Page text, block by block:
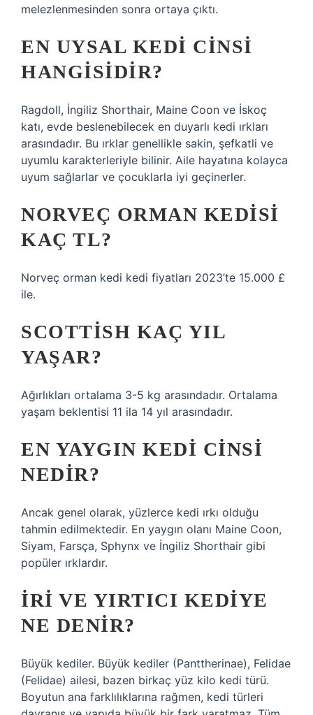
melezlenmesinden sonra ortaya çıktı.
EN UYSAL KEDI CINSI
HANGISIDIR?
Ragdoll, İngiliz Shorthair, Maine Coon ve İskoç
katı, evde beslenebilecek en duyarlı kedi ırkları
arasındadır. Bu ırklar genellikle sakin, şefkatli ve
uyumlu karakterleriyle bilinir. Aile hayatına kolayca
uyum sağlarlar ve çocuklarla iyi geçinerler.
NORVEÇ ORMAN KEDISI
KAÇ TL?
Norveç orman kedi kedi fiyatları 2023’te 15.000 £
ile.
SCOTTISH KAÇ YIL
YAŞAR?
Ağırlıkları ortalama 3-5 kg ​​arasındadır. Ortalama
yaşam beklentisi 11 ila 14 yıl arasındadır.
EN YAYGIN KEDI CINSI
NEDIR?
Ancak genel olarak, yüzlerce kedi ırkı olduğu
tahmin edilmektedir. En yaygın olanı Maine Coon,
Siyam, Farsça, Sphynx ve İngiliz Shorthair gibi
popüler ırklardır.
İRI VE YIRTICI KEDIYE
NE DENIR?
Büyük kediler. Büyük kediler (Panttherinae), Felidae
(Felidae) ailesi, bazen birkaç yüz kilo kedi türü.
Boyutun ana farklılıklarına rağmen, kedi türleri